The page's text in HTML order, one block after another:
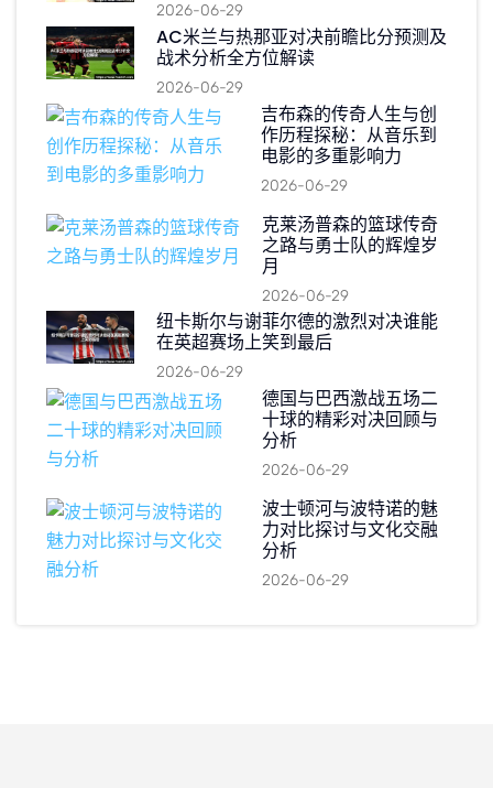
2026-06-29
AC米兰与热那亚对决前瞻比分预测及
战术分析全方位解读
2026-06-29
吉布森的传奇人生与创
作历程探秘：从音乐到
电影的多重影响力
2026-06-29
克莱汤普森的篮球传奇
之路与勇士队的辉煌岁
月
2026-06-29
纽卡斯尔与谢菲尔德的激烈对决谁能
在英超赛场上笑到最后
2026-06-29
德国与巴西激战五场二
十球的精彩对决回顾与
分析
2026-06-29
波士顿河与波特诺的魅
力对比探讨与文化交融
分析
2026-06-29